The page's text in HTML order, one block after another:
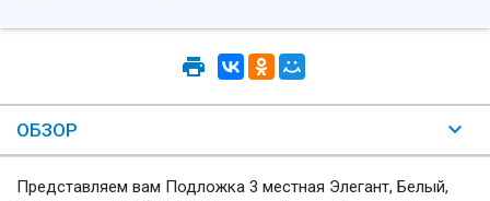
ОБЗОР
Представляем вам Подложка 3 местная Элегант, Белый,